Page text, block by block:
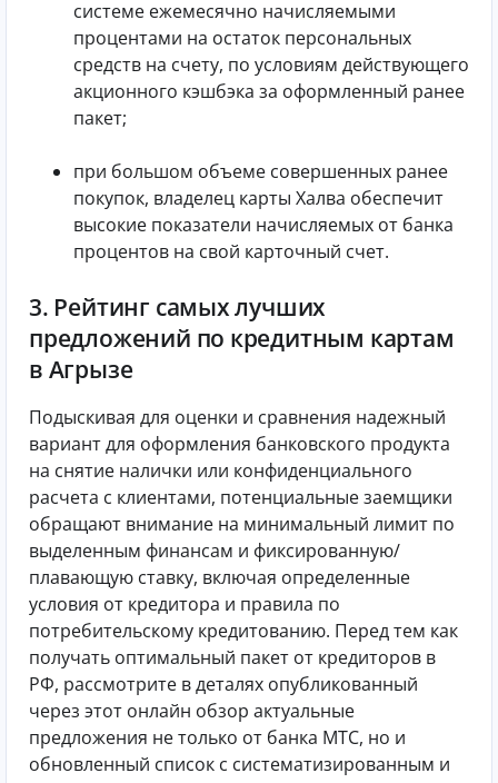
системе ежемесячно начисляемыми
процентами на остаток персональных
средств на счету, по условиям действующего
акционного кэшбэка за оформленный ранее
пакет;
при большом объеме совершенных ранее
покупок, владелец карты Халва обеспечит
высокие показатели начисляемых от банка
процентов на свой карточный счет.
3. Рейтинг самых лучших
предложений по кредитным картам
в Агрызе
Подыскивая для оценки и сравнения надежный
вариант для оформления банковского продукта
на снятие налички или конфиденциального
расчета с клиентами, потенциальные заемщики
обращают внимание на минимальный лимит по
выделенным финансам и фиксированную/
плавающую ставку, включая определенные
условия от кредитора и правила по
потребительскому кредитованию. Перед тем как
получать оптимальный пакет от кредиторов в
РФ, рассмотрите в деталях опубликованный
через этот онлайн обзор актуальные
предложения не только от банка МТС, но и
обновленный список с систематизированным и